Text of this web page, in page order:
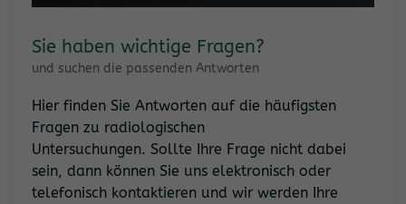
Sie haben wichtige Fragen?
und suchen die passenden Antworten
Hier finden Sie Antworten auf die häufigsten
Fragen zu radiologischen
Untersuchungen. Sollte Ihre Frage nicht dabei
sein, dann können Sie uns elektronisch oder
telefonisch kontaktieren und wir werden Ihre